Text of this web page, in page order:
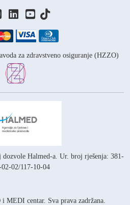
MEDI centar. Sva prava zadržana.
za zdravstveno osiguranje (HZZO)
dozvole Halmed-a. Ur. broj rješenja: 381-
02/117-10-04